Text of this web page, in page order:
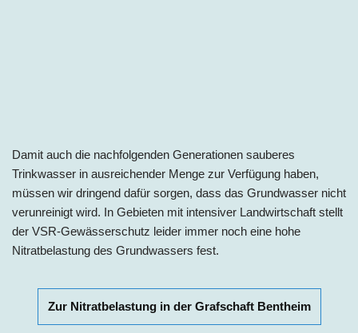
Damit auch die nachfolgenden Generationen sauberes
Trinkwasser in ausreichender Menge zur Verfügung haben,
müssen wir dringend dafür sorgen, dass das Grundwasser nicht
verunreinigt wird. In Gebieten mit intensiver Landwirtschaft stellt
der VSR-Gewässerschutz leider immer noch eine hohe
Nitratbelastung des Grundwassers fest.
Zur Nitratbelastung in der Grafschaft Bentheim